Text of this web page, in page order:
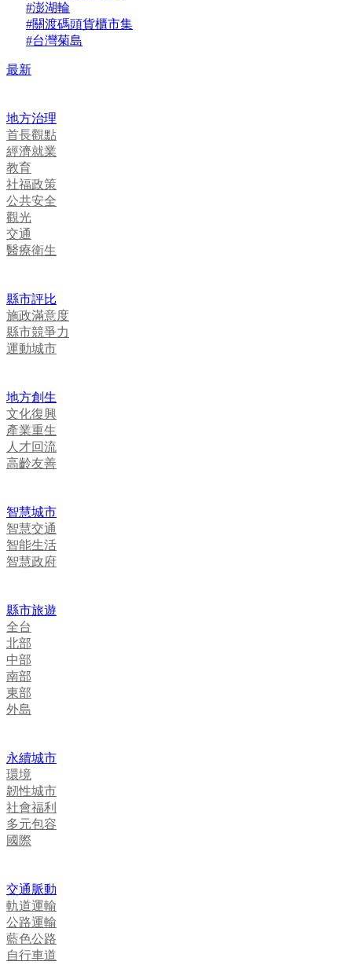
#澎湖輪
#關渡碼頭貨櫃市集
#台灣菊島
最新
地方治理
首長觀點
經濟就業
教育
社福政策
公共安全
觀光
交通
醫療衛生
縣市評比
施政滿意度
縣市競爭力
運動城市
地方創生
文化復興
產業重生
人才回流
高齡友善
智慧城市
智慧交通
智能生活
智慧政府
縣市旅遊
全台
北部
中部
南部
東部
外島
永續城市
環境
韌性城市
社會福利
多元包容
國際
交通脈動
軌道運輸
公路運輸
藍色公路
自行車道